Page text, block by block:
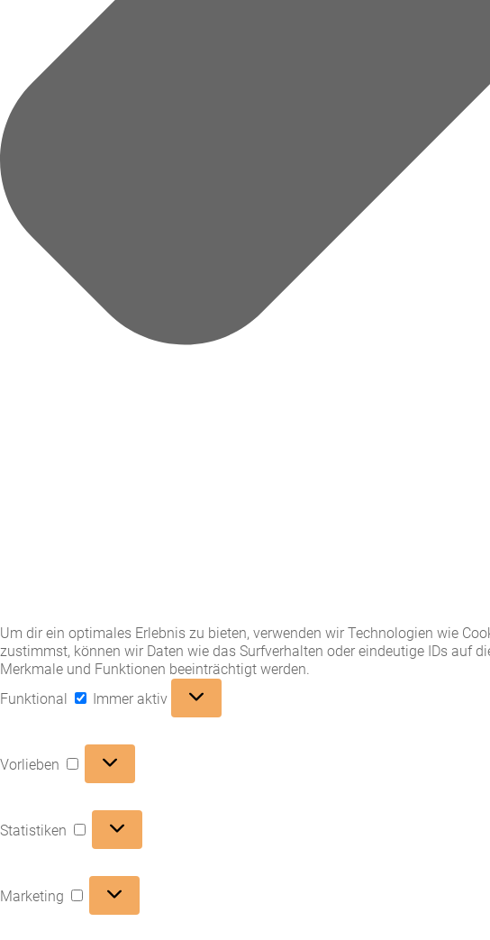
Um dir ein optimales Erlebnis zu bieten, verwenden wir Technologien wie
zustimmst, können wir Daten wie das Surfverhalten oder eindeutige IDs auf
Merkmale und Funktionen beeinträchtigt werden.
Funktional
Immer aktiv
Vorlieben
Vorlieben
Statistiken
Statistiken
Marketing
Marketing